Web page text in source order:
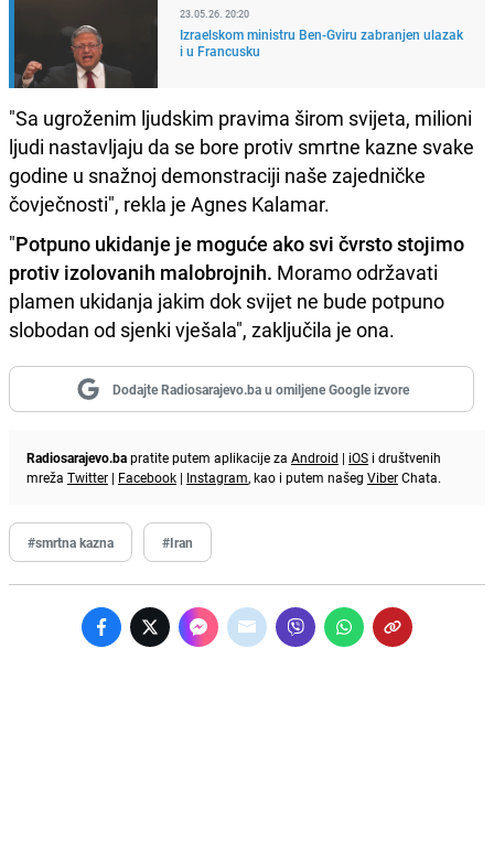
23.05.26. 20:20
Izraelskom ministru Ben-Gviru zabranjen ulazak
i u Francusku
"Sa ugroženim ljudskim pravima širom svijeta, milioni
ljudi nastavljaju da se bore protiv smrtne kazne svake
godine u snažnoj demonstraciji naše zajedničke
čovječnosti", rekla je Agnes Kalamar.
"Potpuno ukidanje je moguće ako svi čvrsto stojimo
protiv izolovanih malobrojnih. Moramo održavati
plamen ukidanja jakim dok svijet ne bude potpuno
slobodan od sjenki vješala", zaključila je ona.
Dodajte Radiosarajevo.ba u omiljene Google izvore
Radiosarajevo.bapratite putem aplikacije za Android | iOS i društvenih
mreža Twitter | Facebook | Instagram, kao i putem našeg ViberChata.
#smrtna kazna #Iran